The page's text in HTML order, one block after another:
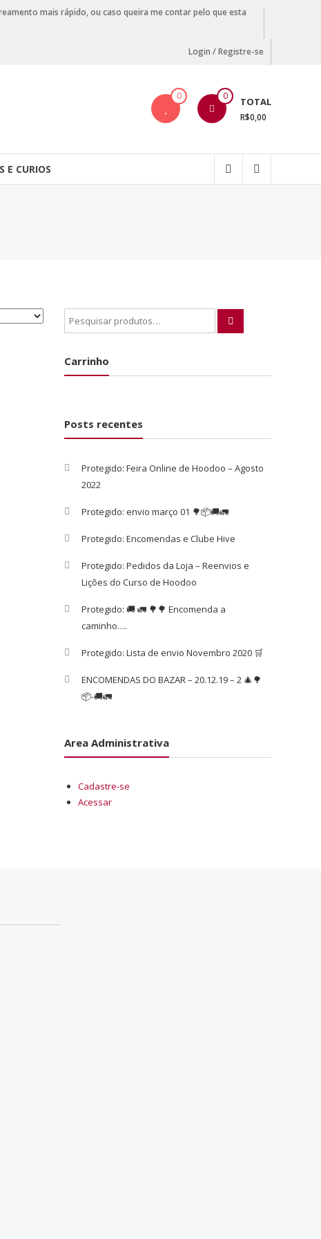
mais rápido, ou caso queira me contar pelo que esta
Login / Registre-se
0 0 TOTAL
R$0,00
E CURIOS
Pesquisar
por:
Carrinho
Posts recentes
Protegido: Feira Online de Hoodoo – Agosto
2022
Protegido: envio março 01 🌳📦🚚🚛
Protegido: Encomendas e Clube Hive
Protegido: Pedidos da Loja – Reenvios e
Lições do Curso de Hoodoo
Protegido: 🚚 🚛 🌳🌳 Encomenda a
caminho….
Protegido: Lista de envio Novembro 2020 🛒
ENCOMENDAS DO BAZAR – 20.12.19 – 2 🎄🌳
📦-🚚🚛
Area Administrativa
Cadastre-se
Acessar